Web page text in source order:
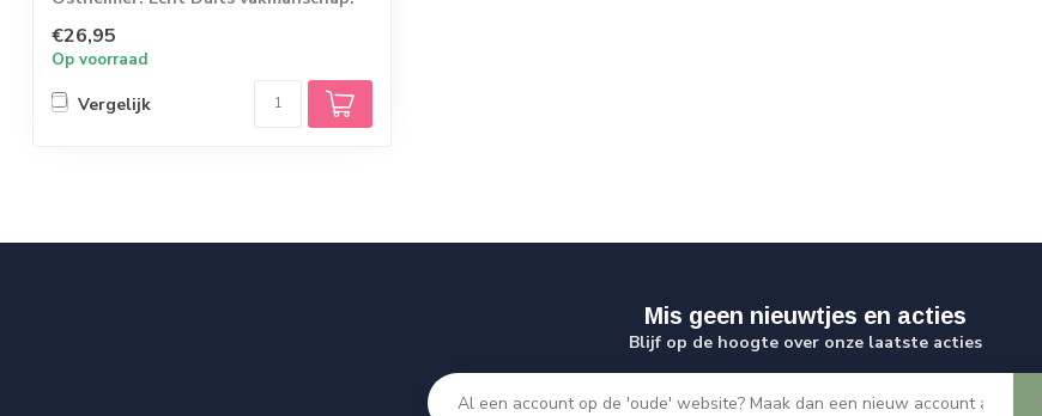
€26,95
Op voorraad
Vergelijk
Mis geen nieuwtjes en acties
Blijf op de hoogte over onze laatste acties